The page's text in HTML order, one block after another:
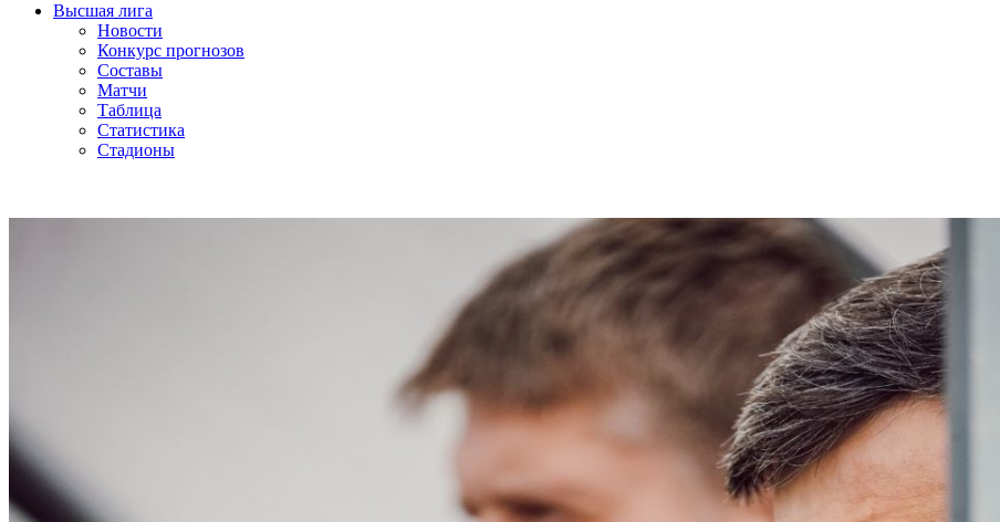
Высшая лига
Новости
Конкурс прогнозов
Составы
Матчи
Таблица
Статистика
Стадионы